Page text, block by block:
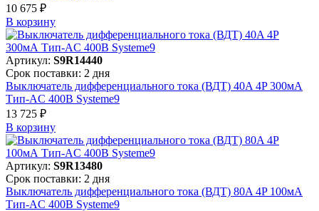
10 675 ₽
В корзинy
Артикул: S9R14440
Срок поставки: 2 дня
Выключатель дифференциального тока (ВДТ) 40A 4P 300мА
Тип-AC 400В Systeme9
13 725 ₽
В корзинy
Артикул: S9R13480
Срок поставки: 2 дня
Выключатель дифференциального тока (ВДТ) 80A 4P 100мА
Тип-AC 400В Systeme9